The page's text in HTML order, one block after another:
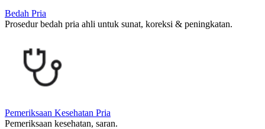
Bedah Pria
Prosedur bedah pria ahli untuk sunat, koreksi & peningkatan.
Pemeriksaan Kesehatan Pria
Pemeriksaan kesehatan, saran.